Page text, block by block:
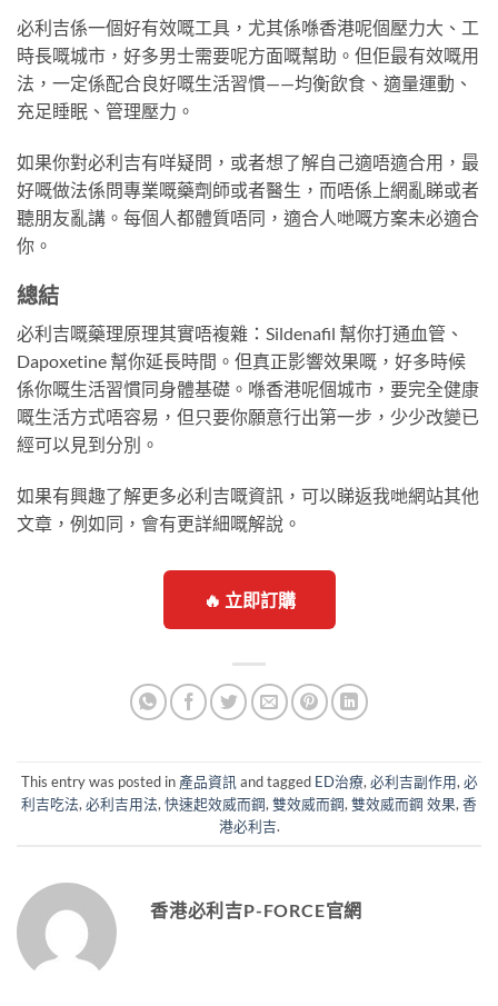
必利吉係一個好有效嘅工具，尤其係喺香港呢個壓力大、工
時長嘅城市，好多男士需要呢方面嘅幫助。但佢最有效嘅用
法，一定係配合良好嘅生活習慣——均衡飲食、適量運動、
充足睡眠、管理壓力。
如果你對必利吉有咩疑問，或者想了解自己適唔適合用，最
好嘅做法係問專業嘅藥劑師或者醫生，而唔係上網亂睇或者
聽朋友亂講。每個人都體質唔同，適合人哋嘅方案未必適合
你。
總結
必利吉嘅藥理原理其實唔複雜：Sildenafil 幫你打通血管、
Dapoxetine 幫你延長時間。但真正影響效果嘅，好多時候
係你嘅生活習慣同身體基礎。喺香港呢個城市，要完全健康
嘅生活方式唔容易，但只要你願意行出第一步，少少改變已
經可以見到分別。
如果有興趣了解更多必利吉嘅資訊，可以睇返我哋網站其他
文章，例如同，會有更詳細嘅解說。
🔥 立即訂購
This entry was posted in 產品資訊 and tagged ED治療, 必利吉副作用, 必
利吉吃法, 必利吉用法, 快速起效威而鋼, 雙效威而鋼, 雙效威而鋼 效果, 香
港必利吉.
香港必利吉P-FORCE官網